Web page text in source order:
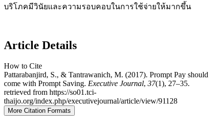
บริโภคมีวินัยและความรอบคอบในการใช้จ่ายให้มากขึ้น
Article Details
How to Cite
Pattarabanjird, S., & Tantrawanich, M. (2017). Prompt Pay should
come with Prompt Saving. Executive Journal, 37(1), 27–35.
retrieved from https://so01.tci-
thaijo.org/index.php/executivejournal/article/view/91128
More Citation Formats